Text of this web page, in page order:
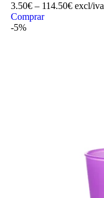
3.50€ – 114.50€ excl/iva
Comprar
-5%